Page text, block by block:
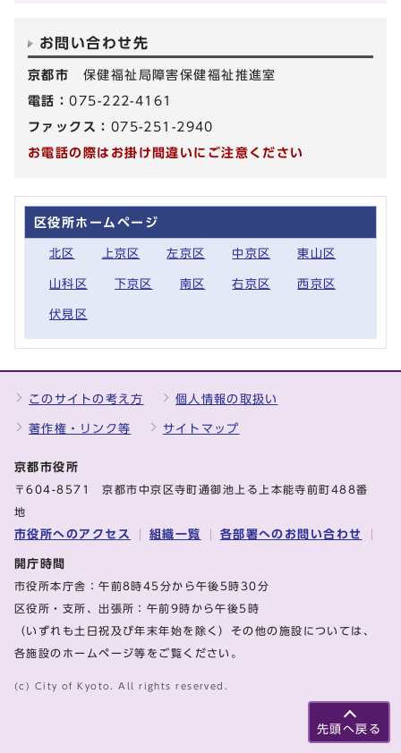
お問い合わせ先
京都市 保健福祉局障害保健福祉推進室
電話：075-222-4161
ファックス： 075-251-2940
お電話の際はお掛け間違いにご注意ください
区役所ホームページ
北区 上京区 左京区 中京区 東山区
山科区 下京区 南区 右京区 西京区
伏見区
先頭へ戻る
このサイトの考え方 個人情報の取扱い
著作権・リンク等 サイトマップ
京都市役所
〒604-8571 京都市中京区寺町通御池上る上本能寺前町488番
地
市役所へのアクセス 組織一覧 各部署へのお問い合わせ
開庁時間
市役所本庁舎：午前8時45分から午後5時30分
区役所・支所、出張所：午前9時から午後5時
（いずれも土日祝及び年末年始を除く）その他の施設については、
各施設のホームページ等をご覧ください。
(c) City of Kyoto. All rights reserved.